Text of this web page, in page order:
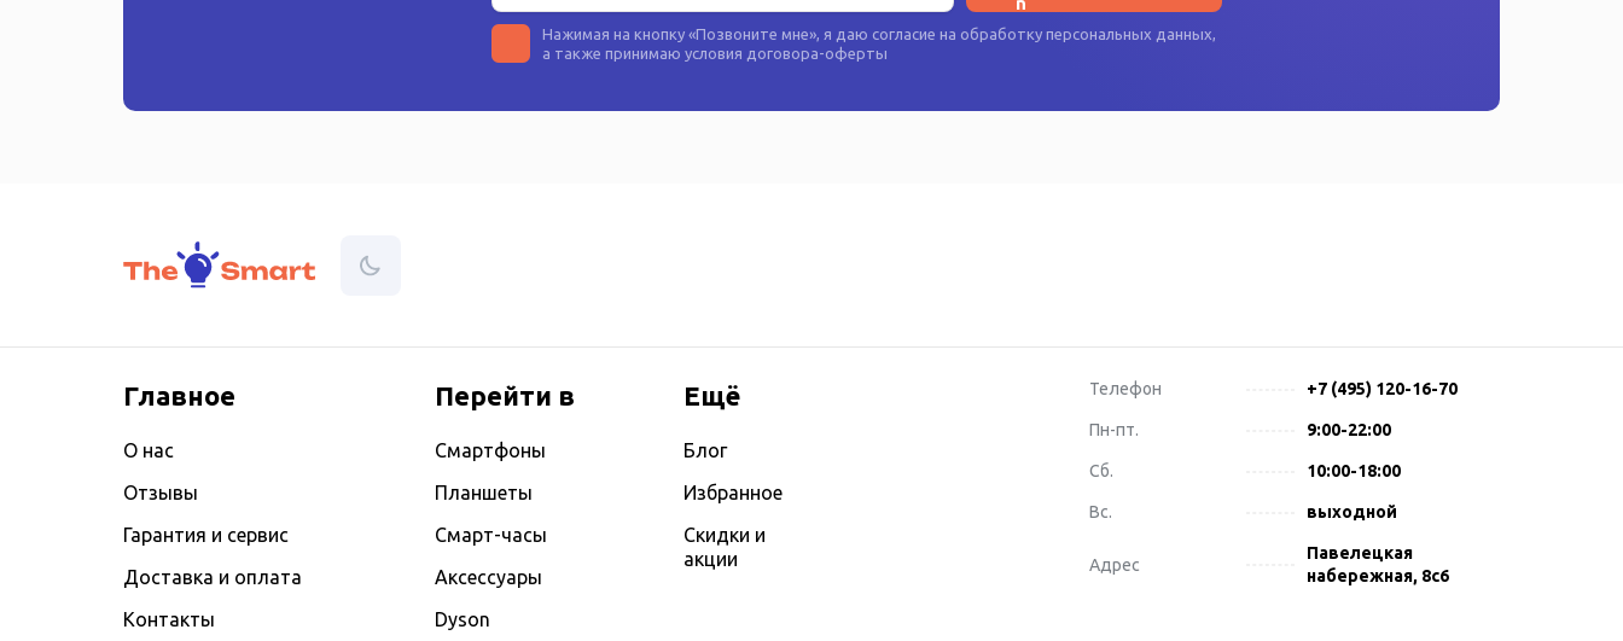
Нажимая на кнопку «Позвоните мне», я даю согласие на обработку персональных данных,
а также принимаю условия договора-оферты
Главное
О нас
Отзывы
Гарантия и сервис
Доставка и оплата
Контакты
Перейти в
Смартфоны
Планшеты
Смарт-часы
Аксессуары
Dyson
Ещё
Блог
Избранное
Скидки и
акции
Телефон +7 (495) 120-16-70
Пн-пт. 9:00-22:00
Сб. 10:00-18:00
Вс. выходной
Адрес
Павелецкая
набережная, 8с6